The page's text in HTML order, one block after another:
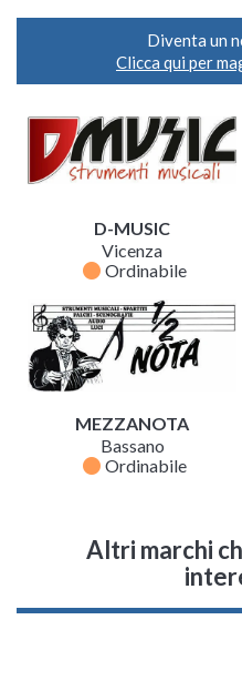
Diventa un
Clicca qui per
D-MUSIC
Vicenza
fiber_manual_record Ordinabile
MEZZANOTA
Bassano
fiber_manual_record Ordinabile
Altri marchi